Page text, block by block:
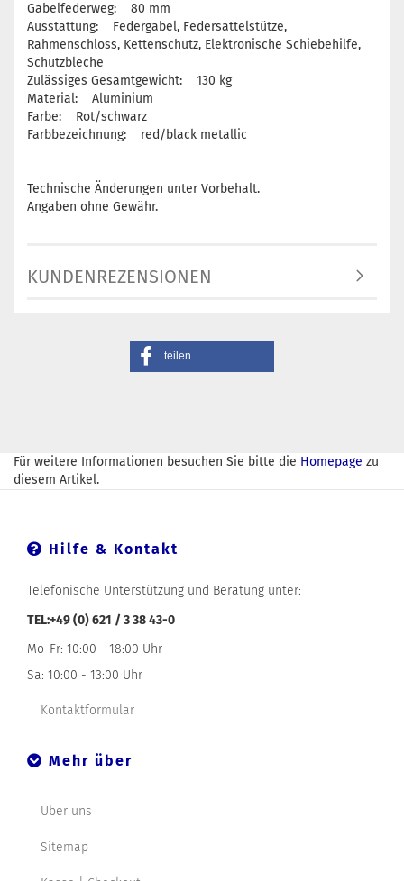
Gabelfederweg: 80 mm
Ausstattung: Federgabel, Federsattelstütze,
Rahmenschloss, Kettenschutz, Elektronische Schiebehilfe,
Schutzbleche
Zulässiges Gesamtgewicht: 130 kg
Material: Aluminium
Farbe: Rot/schwarz
Farbbezeichnung: red/black metallic
Technische Änderungen unter Vorbehalt.
Angaben ohne Gewähr.
KUNDENREZENSIONEN
teilen
Für weitere Informationen besuchen Sie bitte die Homepage zu
diesem Artikel.
Hilfe & Kontakt
Telefonische Unterstützung und Beratung unter:
TEL:+49 (0) 621 / 3 38 43-0
Mo-Fr: 10:00 - 18:00 Uhr
Sa: 10:00 - 13:00 Uhr
Kontaktformular
Mehr über
Über uns
Sitemap